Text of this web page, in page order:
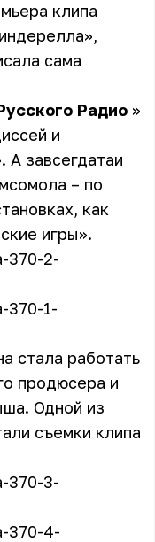
клипа
сама
Радио »
и
А завсегдатаи
– по
как
игры».
370-2-
370-1-
стала работать
продюсера и
Одной из
съемки клипа
370-3-
370-4-